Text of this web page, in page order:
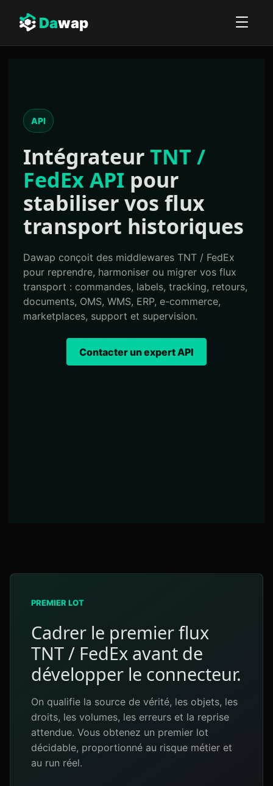
Dawap
API
IntégrateurTNT /
FedEx API pour
stabiliser vos flux
transport historiques
Dawap conçoit des middlewares TNT / FedEx
pour reprendre, harmoniser ou migrer vos flux
transport : commandes, labels, tracking, retours,
documents, OMS, WMS, ERP, e-commerce,
marketplaces, support et supervision.
Contacter un expert API
PREMIER LOT
Cadrer le premier flux
TNT / FedEx avant de
développer le connecteur.
On qualifie la source de vérité, les objets, les
droits, les volumes, les erreurs et la reprise
attendue. Vous obtenez un premier lot
décidable, proportionné au risque métier et
au run réel.